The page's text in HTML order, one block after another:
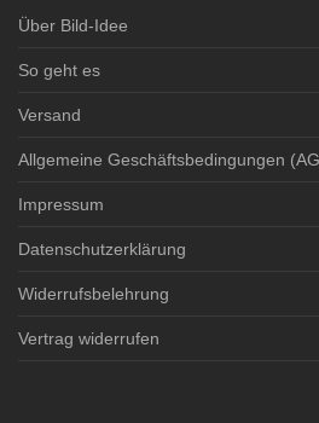
Über Bild-Idee
So geht es
Versand
Allgemeine Geschäftsbedingungen
Impressum
Datenschutzerklärung
Widerrufsbelehrung
Vertrag widerrufen